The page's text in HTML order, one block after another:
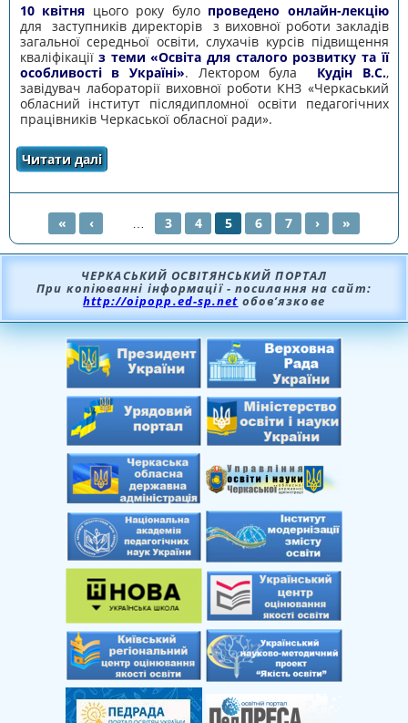
10 квітня цього року було проведено онлайн-лекцію
для заступників директорів з виховної роботи закладів
загальної середньої освіти, слухачів курсів підвищення
кваліфікаціїз теми «Освіта для сталого розвитку та її
особливості в Україні». Лектором була Кудін В.С.,
завідувач лабораторії виховної роботи КНЗ «Черкаський
обласний інститут післядипломної освіти педагогічних
працівників Черкаської обласної ради».
Читати далі
ОСОБЛИВОСТІ В УКРАЇНІ»
СТОРІНКИ
« ‹ … 3 4 5 6 7 › »
ЧЕРКАСЬКИЙ ОСВІТЯНСЬКИЙ ПОРТАЛ
При копіюванні інформації - посилання на сайт:
http://oipopp.ed-sp.net обов’язкове